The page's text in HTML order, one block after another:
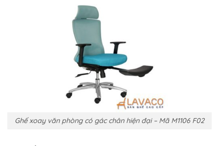
Ghế xoay văn phòng có gác chân hiện đại – Mã M1106 F02